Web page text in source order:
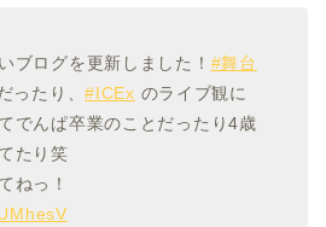
ブログを更新しました！ #舞台
ったり、#ICEx のライブ観に
でんぱ卒業のことだったり4歳
たり笑
ねっ！